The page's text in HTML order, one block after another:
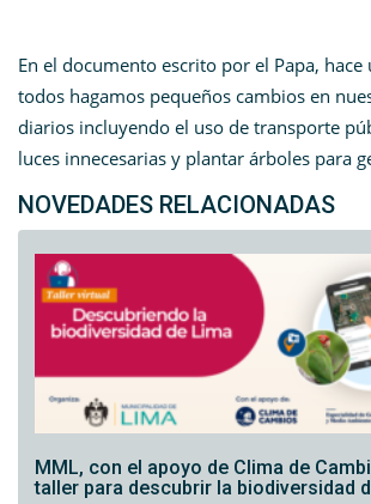
En el documento escrito por el Papa,
todos hagamos pequeños cambios en
diarios incluyendo el uso de transporte
luces innecesarias y plantar árboles para
NOVEDADES RELACIONADAS
MML, con el apoyo de Clima de
taller para descubrir la biodiversidad